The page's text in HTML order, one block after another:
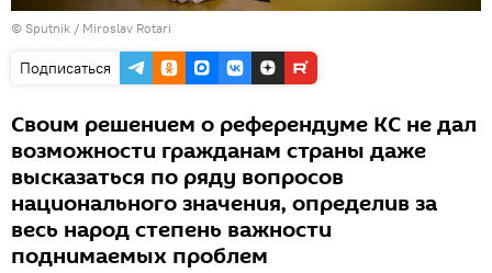
© Sputnik / Miroslav Rotari
Подписаться
Своим решением о референдуме КС не дал
возможности гражданам страны даже
высказаться по ряду вопросов
национального значения, определив за
весь народ степень важности
поднимаемых проблем